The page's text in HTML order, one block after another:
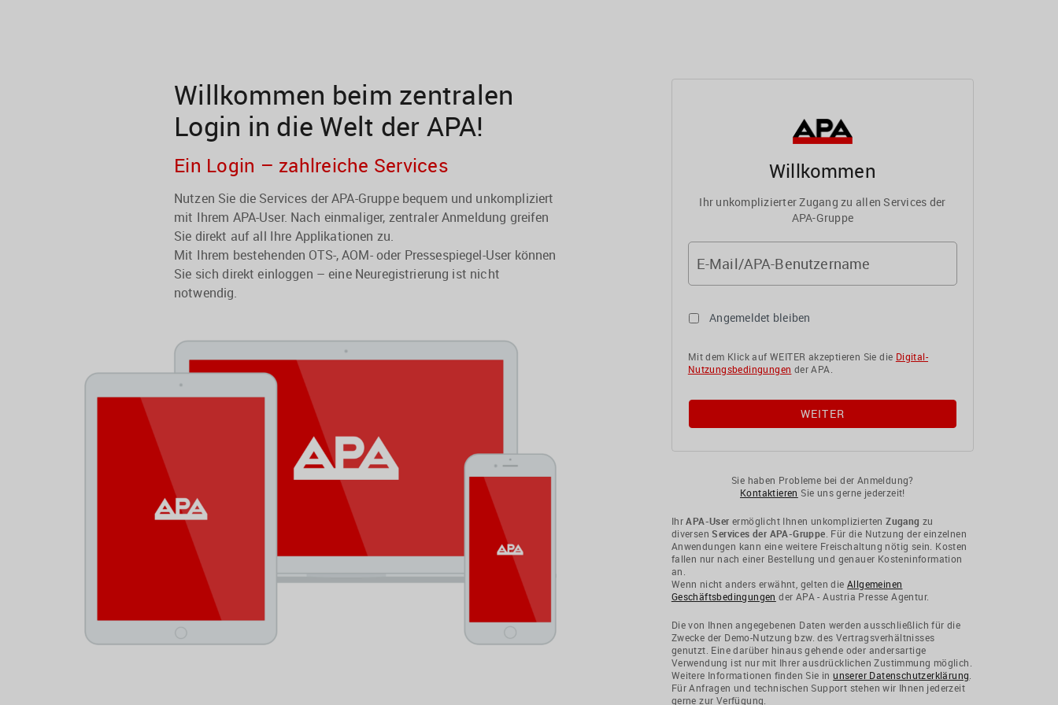
Willkommen beim zentralen
Login in die Welt der APA!
Ein Login – zahlreiche Services
Nutzen Sie die Services der APA-Gruppe bequem und unkompliziert
mit Ihrem APA-User. Nach einmaliger, zentraler Anmeldung greifen
Sie direkt auf all Ihre Applikationen zu.
Mit Ihrem bestehenden OTS-, AOM- oder Pressespiegel-User können
Sie sich direkt einloggen – eine Neuregistrierung ist nicht
notwendig.
Willkommen
Ihr unkomplizierter Zugang zu allen Services der
APA-Gruppe
E-Mail/APA-Benutzername
Angemeldet bleiben
Mit dem Klick auf WEITER akzeptieren Sie die Digital-
Nutzungsbedingungen der APA.
Sie haben Probleme bei der Anmeldung?
Kontaktieren Sie uns gerne jederzeit!
IhrAPA-User ermöglicht Ihnen unkompliziertenZugang zu
diversen Services der APA-Gruppe . Für die Nutzung der einzelnen
Anwendungen kann eine weitere Freischaltung nötig sein. Kosten
fallen nur nach einer Bestellung und genauer Kosteninformation
an.
Wenn nicht anders erwähnt, gelten dieAllgemeinen
Geschäftsbedingungen der APA - Austria Presse Agentur.
Die von Ihnen angegebenen Daten werden ausschließlich für die
Zwecke der Demo-Nutzung bzw. des Vertragsverhältnisses
genutzt. Eine darüber hinaus gehende oder andersartige
Verwendung ist nur mit Ihrer ausdrücklichen Zustimmung möglich.
Weitere Informationen finden Sie inunserer Datenschutzerklärung
Für Anfragen und technischen Support stehen wir Ihnen jederzeit
gerne zur Verfügung.